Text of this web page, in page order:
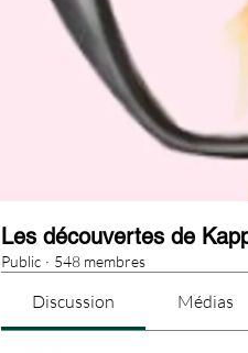
Les découvertes de
Public · 548 membres
Discussion Médias